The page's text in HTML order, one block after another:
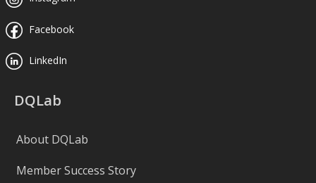
Facebook
LinkedIn
DQLab
About DQLab
Member Success Story